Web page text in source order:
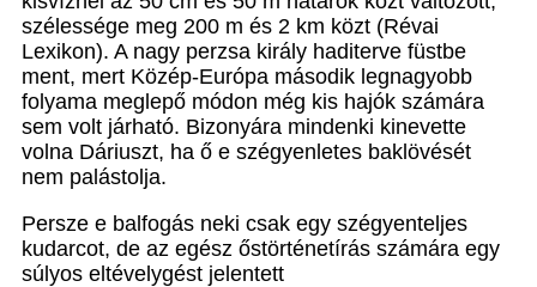
szélessége meg 200 m és 2 km közt (Révai
Lexikon). A nagy perzsa király haditerve füstbe
ment, mert Közép-Európa második legnagyobb
folyama meglepő módon még kis hajók számára
sem volt járható. Bizonyára mindenki kinevette
volna Dáriuszt, ha ő e szégyenletes baklövését
nem palástolja.
Persze e balfogás neki csak egy szégyenteljes
kudarcot, de az egész őstörténetírás számára egy
súlyos eltévelygést jelentett